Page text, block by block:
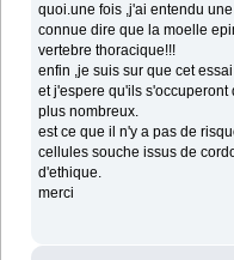
quoi.une fois ,j'ai entendu
connue dire que la moelle
vertebre thoracique!!!
enfin ,je suis sur que cet
et j'espere qu'ils
plus nombreux.
est ce que il n'y a pas de
cellules souche issus de
d'ethique.
merci